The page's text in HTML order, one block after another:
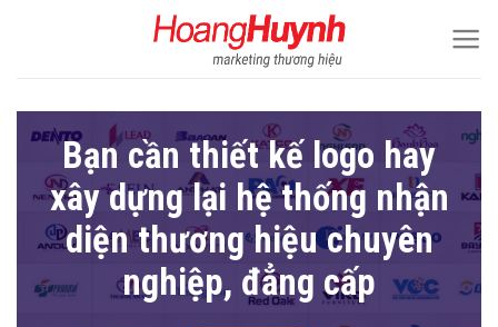
Bạn cần thiết kế logo hay
xây dựng lại hệ thống nhận
diện thương hiệu chuyên
nghiệp, đẳng cấp